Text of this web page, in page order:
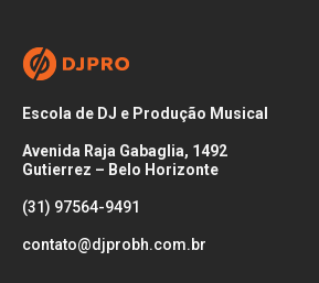
Escola de DJ e Produção Musical
Avenida Raja Gabaglia, 1492
Gutierrez – Belo Horizonte
(31) 97564-9491
contato@djprobh.com.br